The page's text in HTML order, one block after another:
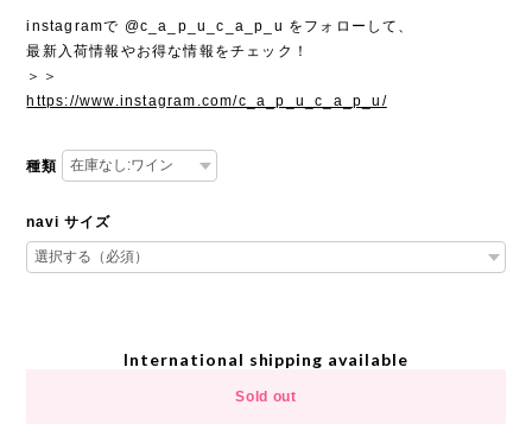
instagramで @c_a_p_u_c_a_p_u をフォローして、
最新入荷情報やお得な情報をチェック！
＞＞
https://www.instagram.com/c_a_p_u_c_a_p_u/
種類
navi サイズ
International shipping available
Sold out